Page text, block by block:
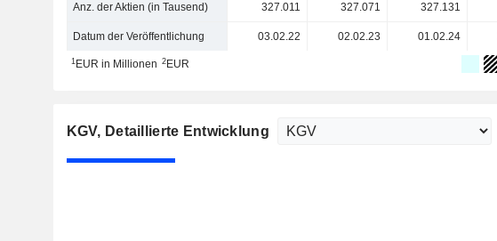
Anz. der Aktien (in Tausend) 327.011 327.071 327.131
Datum der Veröffentlichung 03.02.22 02.02.23 01.02.24
1EUR in Millionen 2EUR
KGV, Detaillierte Entwicklung